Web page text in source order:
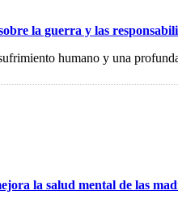
la guerra y las
humano y una
la salud mental de las